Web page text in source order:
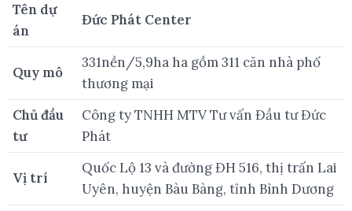
Tên dự
án
Đức Phát Center
Quy mô
331nền/5,9ha ha gồm 311 căn nhà phố
thương mại
Chủ đầu
tư
Công ty TNHH MTV Tư vấn Đầu tư Đức
Phát
Vị trí
Quốc Lộ 13 và đường ĐH 516, thị trấn Lai
Uyên, huyện Bàu Bàng, tỉnh Bình Dương